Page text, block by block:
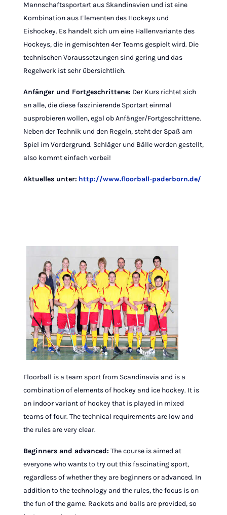
Mannschaftssportart aus Skandinavien und ist eine
Kombination aus Elementen des Hockeys und
Eishockey. Es handelt sich um eine Hallenvariante des
Hockeys, die in gemischten 4er Teams gespielt wird. Die
technischen Voraussetzungen sind gering und das
Regelwerk ist sehr übersichtlich.
Anfänger und Fortgeschrittene: Der Kurs richtet sich
an alle, die diese faszinierende Sportart einmal
ausprobieren wollen, egal ob Anfänger/Fortgeschrittene.
Neben der Technik und den Regeln, steht der Spaß am
Spiel im Vordergrund. Schläger und Bälle werden gestellt,
also kommt einfach vorbei!
Aktuelles unter: http://www.floorball-paderborn.de/
Floorball is a team sport from Scandinavia and is a
combination of elements of hockey and ice hockey. It is
an indoor variant of hockey that is played in mixed
teams of four. The technical requirements are low and
the rules are very clear.
Beginners and advanced: The course is aimed at
everyone who wants to try out this fascinating sport,
regardless of whether they are beginners or advanced. In
addition to the technology and the rules, the focus is on
the fun of the game. Rackets and balls are provided, so